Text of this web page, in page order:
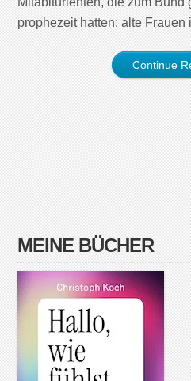
prophezeit hatten: alte
Continue
MEINE BÜCHER